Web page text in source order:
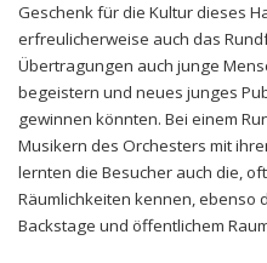
Geschenk für die Kultur dieses
erfreulicherweise auch das
Übertragungen auch junge
begeistern und neues junges
gewinnen könnten. Bei einem
Musikern des Orchesters mit
lernten die Besucher auch die,
Räumlichkeiten kennen, ebenso
Backstage und öffentlichem